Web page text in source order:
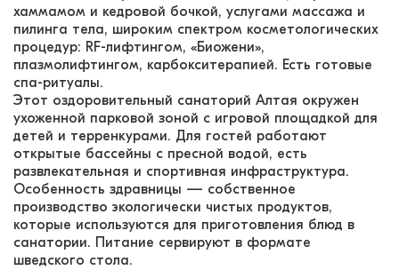
хаммамом и кедровой бочкой, услугами массажа и
пилинга тела, широким спектром косметологических
процедур: RF-лифтингом, «Биожени»,
плазмолифтингом, карбокситерапией. Есть готовые
спа-ритуалы.
Этот оздоровительный санаторий Алтая окружен
ухоженной парковой зоной с игровой площадкой для
детей и терренкурами. Для гостей работают
открытые бассейны с пресной водой, есть
развлекательная и спортивная инфраструктура.
Особенность здравницы — собственное
производство экологически чистых продуктов,
которые используются для приготовления блюд в
санатории. Питание сервируют в формате
шведского стола.